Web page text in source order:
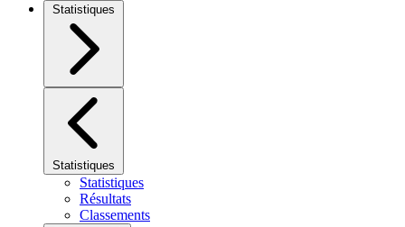
Statistiques
Statistiques
Statistiques
Résultats
Classements